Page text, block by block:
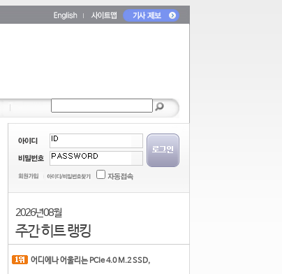
2026년 08월
주간 히트 랭킹
어디에나 어울리는 PCIe 4.0 M.2 SSD,